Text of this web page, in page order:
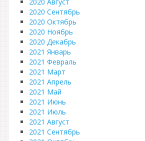
2020 Сентябрь
2020 Октябрь
2020 Ноябрь
2020 Декабрь
2021 Январь
2021 Февраль
2021 Март
2021 Апрель
2021 Май
2021 Июнь
2021 Июль
2021 Август
2021 Сентябрь